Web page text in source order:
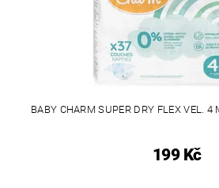
BABY CHARM SUPER DRY FLEX VEL.
199 Kč